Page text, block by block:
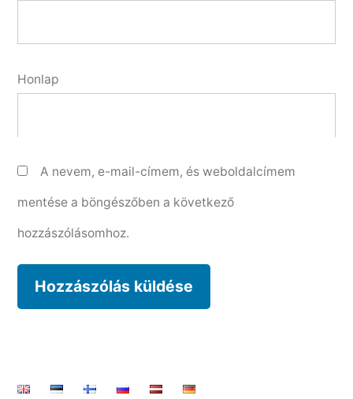
Honlap
A nevem, e-mail-címem, és weboldalcímem
mentése a böngészőben a következő
hozzászólásomhoz.